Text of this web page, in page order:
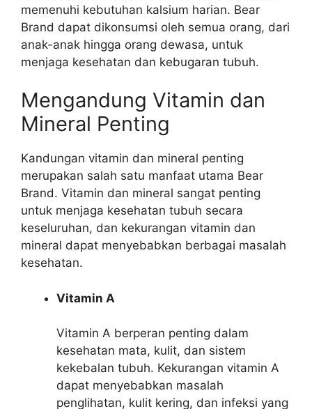
memenuhi kebutuhan kalsium harian. Bear
Brand dapat dikonsumsi oleh semua orang, dari
anak-anak hingga orang dewasa, untuk
menjaga kesehatan dan kebugaran tubuh.
Mengandung Vitamin dan
Mineral Penting
Kandungan vitamin dan mineral penting
merupakan salah satu manfaat utama Bear
Brand. Vitamin dan mineral sangat penting
untuk menjaga kesehatan tubuh secara
keseluruhan, dan kekurangan vitamin dan
mineral dapat menyebabkan berbagai masalah
kesehatan.
Vitamin A
Vitamin A berperan penting dalam
kesehatan mata, kulit, dan sistem
kekebalan tubuh. Kekurangan vitamin A
dapat menyebabkan masalah
penglihatan, kulit kering, dan infeksi yang